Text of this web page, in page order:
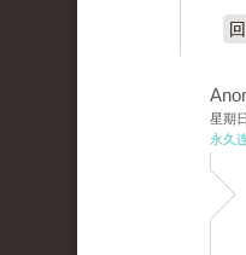
星期
永久